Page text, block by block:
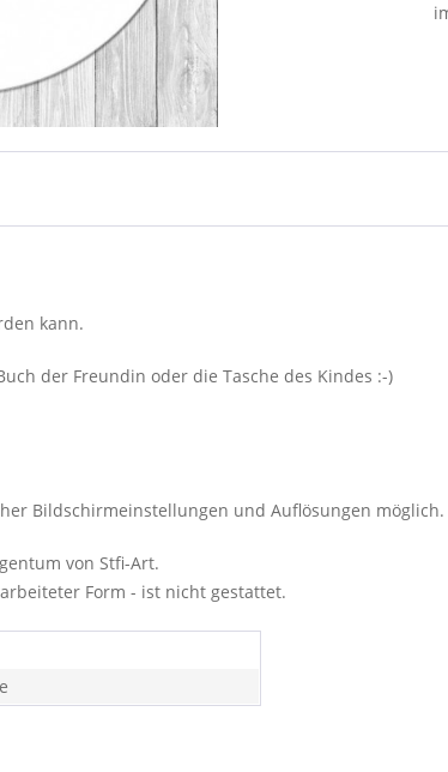
kann.
der Freundin oder die Tasche des Kindes :-)
Bildschirmeinstellungen und Auflösungen möglich.
von Stfi-Art.
Form - ist nicht gestattet.